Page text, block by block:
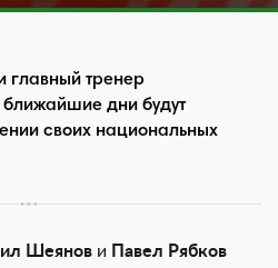
главный тренер
ближайшие дни будут
своих национальных
Шеянов и Павел Рябков